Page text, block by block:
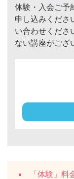
体験・入会ご予
申し込みくださ
い合わせくださ
ない講座がござ
「体験」